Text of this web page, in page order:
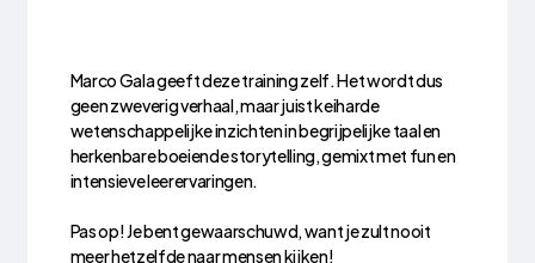
Marco Gala geeft deze training zelf. Het wordt dus
geen zweverig verhaal, maar juist keiharde
wetenschappelijke inzichten in begrijpelijke taal en
herkenbare boeiende storytelling, gemixt met fun en
intensieve leerervaringen.
Pas op! Je bent gewaarschuwd, want je zult nooit
meer hetzelfde naar mensen kijken!